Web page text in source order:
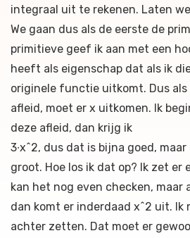
integraal uit te rekenen. Laten
We gaan dus als de eerste de
primitieve geef ik aan met een
heeft als eigenschap dat als ik
originele functie uitkomt. Dus
afleid, moet er x uitkomen. Ik
deze afleid, dan krijg ik
3∙x^2, dus dat is bijna goed,
groot. Hoe los ik dat op? Ik zet er
kan het nog even checken, maar
dan komt er inderdaad x^2 uit. Ik
achter zetten. Dat moet er